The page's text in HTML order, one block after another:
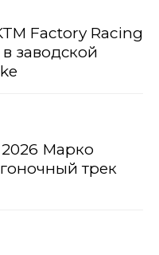
Factory Racing
заводской
Марко
трек